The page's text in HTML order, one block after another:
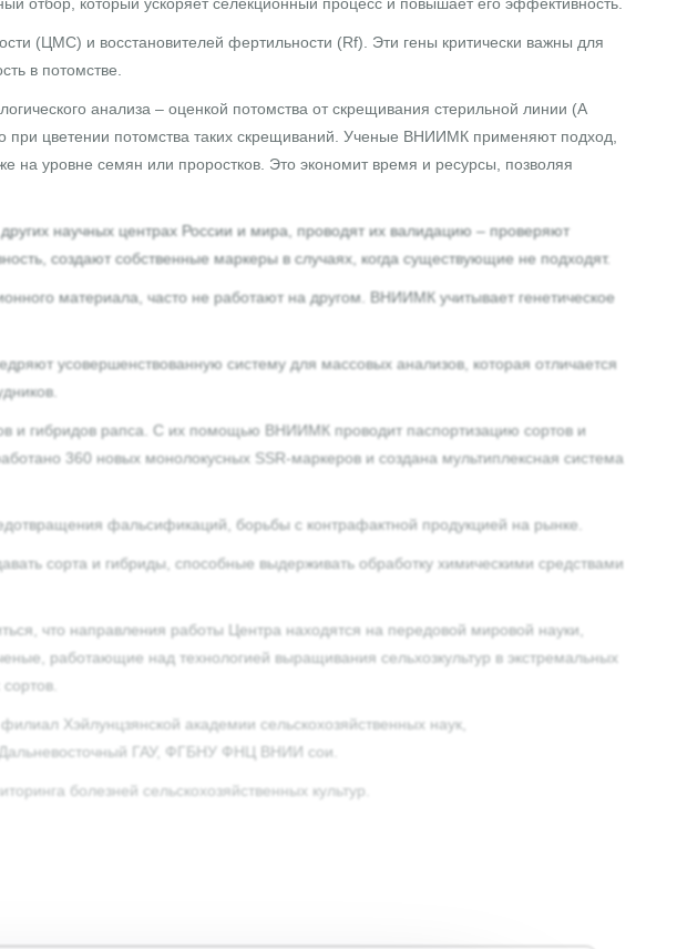
(ЦМС) и восстановителей фертильности (Rf). Эти гены критически важны для
в потомстве.
анализа – оценкой потомства от скрещивания стерильной линии (А
при цветении потомства таких скрещиваний. Ученые ВНИИМК применяют подход,
уровне семян или проростков. Это экономит время и ресурсы, позволяя
научных центрах России и мира, проводят их валидацию – проверяют
создают собственные маркеры в случаях, когда существующие не подходят.
материала, часто не работают на другом. ВНИИМК учитывает генетическое
усовершенствованную систему для массовых анализов, которая отличается
и гибридов рапса. С их помощью ВНИИМК проводит паспортизацию сортов и
360 новых монолокусных SSR‑маркеров и создана мультиплексная система
фальсификаций, борьбы с контрафактной продукцией на рынке.
сорта и гибриды, способные выдерживать обработку химическими средствами
что направления работы Центра находятся на передовой мировой науки,
работающие над технологией выращивания сельхозкультур в экстремальных
Хэйлунцзянской академии сельскохозяйственных наук,
Дальневосточный ГАУ, ФГБНУ ФНЦ ВНИИ сои.
болезней сельскохозяйственных культур.